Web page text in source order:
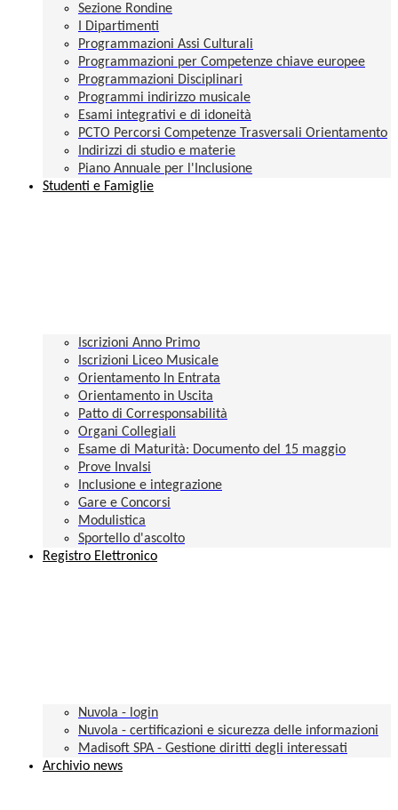
Sezione Rondine
I Dipartimenti
Programmazioni Assi Culturali
Programmazioni per Competenze chiave europee
Programmazioni Disciplinari
Programmi indirizzo musicale
Esami integrativi e di idoneità
PCTO Percorsi Competenze Trasversali Orientamento
Indirizzi di studio e materie
Piano Annuale per l'Inclusione
Studenti e Famiglie
Iscrizioni Anno Primo
Iscrizioni Liceo Musicale
Orientamento In Entrata
Orientamento in Uscita
Patto di Corresponsabilità
Organi Collegiali
Esame di Maturità: Documento del 15 maggio
Prove Invalsi
Inclusione e integrazione
Gare e Concorsi
Modulistica
Sportello d'ascolto
Registro Elettronico
Nuvola - login
Nuvola - certificazioni e sicurezza delle informazioni
Madisoft SPA - Gestione diritti degli interessati
Archivio news